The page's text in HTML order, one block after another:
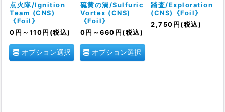
点火隊/Ignition
Team (CNS)
《Foil》
0 円 ～110 円 (税込)
オプション選択
硫黄の渦/Sulfuric
Vortex (CNS)
《Foil》
0 円 ～660 円 (税込)
オプション選択
踏査/Exploration
(CNS)《Foil》
2,750 円 (税込)